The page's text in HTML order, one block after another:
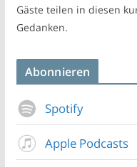
Gäste teilen in diesen
Gedanken.
Abonnieren
Spotify
Apple Podcasts